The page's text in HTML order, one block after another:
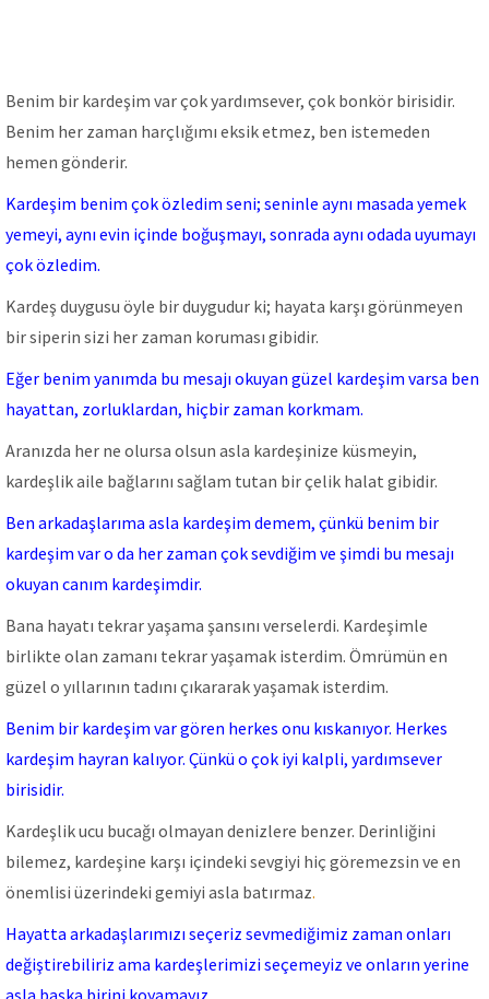
Benim bir kardeşim var çok yardımsever, çok bonkör birisidir.
Benim her zaman harçlığımı eksik etmez, ben istemeden
hemen gönderir.
Kardeşim benim çok özledim seni; seninle aynı masada yemek
yemeyi, aynı evin içinde boğuşmayı, sonrada aynı odada uyumayı
çok özledim.
Kardeş duygusu öyle bir duygudur ki; hayata karşı görünmeyen
bir siperin sizi her zaman koruması gibidir.
Eğer benim yanımda bu mesajı okuyan güzel kardeşim varsa ben
hayattan, zorluklardan, hiçbir zaman korkmam.
Aranızda her ne olursa olsun asla kardeşinize küsmeyin,
kardeşlik aile bağlarını sağlam tutan bir çelik halat gibidir.
Ben arkadaşlarıma asla kardeşim demem, çünkü benim bir
kardeşim var o da her zaman çok sevdiğim ve şimdi bu mesajı
okuyan canım kardeşimdir.
Bana hayatı tekrar yaşama şansını verselerdi. Kardeşimle
birlikte olan zamanı tekrar yaşamak isterdim. Ömrümün en
güzel o yıllarının tadını çıkararak yaşamak isterdim.
Benim bir kardeşim var gören herkes onu kıskanıyor. Herkes
kardeşim hayran kalıyor. Çünkü o çok iyi kalpli, yardımsever
birisidir.
Kardeşlik ucu bucağı olmayan denizlere benzer. Derinliğini
bilemez, kardeşine karşı içindeki sevgiyi hiç göremezsin ve en
önemlisi üzerindeki gemiyi asla batırmaz.
Hayatta arkadaşlarımızı seçeriz sevmediğimiz zaman onları
değiştirebiliriz ama kardeşlerimizi seçemeyiz ve onların yerine
asla başka birini koyamayız.